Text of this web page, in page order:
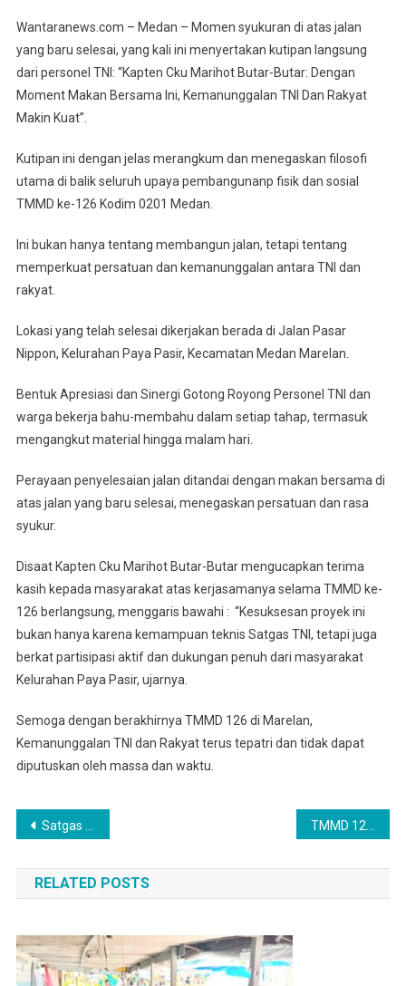
Cku
Marihot
Butar-
Butar:
Makan
Bersama
TNI
Dan
Kuat
Wantaranews.com – Medan – Momen syukuran di atas jalan
yang baru selesai, yang kali ini menyertakan kutipan langsung
dari personel TNI: “Kapten Cku Marihot Butar-Butar: Dengan
Moment Makan Bersama Ini, Kemanunggalan TNI Dan Rakyat
Makin Kuat”.
Kutipan ini dengan jelas merangkum dan menegaskan filosofi
utama di balik seluruh upaya pembangunanp fisik dan sosial
TMMD ke-126 Kodim 0201 Medan.
Ini bukan hanya tentang membangun jalan, tetapi tentang
memperkuat persatuan dan kemanunggalan antara TNI dan
rakyat.
Lokasi yang telah selesai dikerjakan berada di Jalan Pasar
Nippon, Kelurahan Paya Pasir, Kecamatan Medan Marelan.
Bentuk Apresiasi dan Sinergi Gotong Royong Personel TNI dan
warga bekerja bahu-membahu dalam setiap tahap, termasuk
mengangkut material hingga malam hari.
Perayaan penyelesaian jalan ditandai dengan makan bersama di
atas jalan yang baru selesai, menegaskan persatuan dan rasa
syukur.
Disaat Kapten Cku Marihot Butar-Butar mengucapkan terima
kasih kepada masyarakat atas kerjasamanya selama TMMD ke-
126 berlangsung, menggaris bawahi : “Kesuksesan proyek ini
bukan hanya karena kemampuan teknis Satgas TNI, tetapi juga
berkat partisipasi aktif dan dukungan penuh dari masyarakat
Kelurahan Paya Pasir, ujarnya.
Semoga dengan berakhirnya TMMD 126 di Marelan,
Kemanunggalan TNI dan Rakyat terus tepatri dan tidak dapat
diputuskan oleh massa dan waktu.
Navigasi
pos
Satgas TMMD 126 : Mengucap Syukur Makan Bersama Dijalan Baru TMMD 126 : Makan Bersama, Mempererat Ikatan Emosional Dan Sosial Selaras Dengan Semangat Kemanunggalan TNI Dan Rakyat
RELATED POSTS